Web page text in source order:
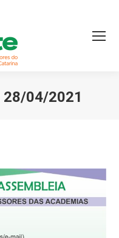
28/04/2021